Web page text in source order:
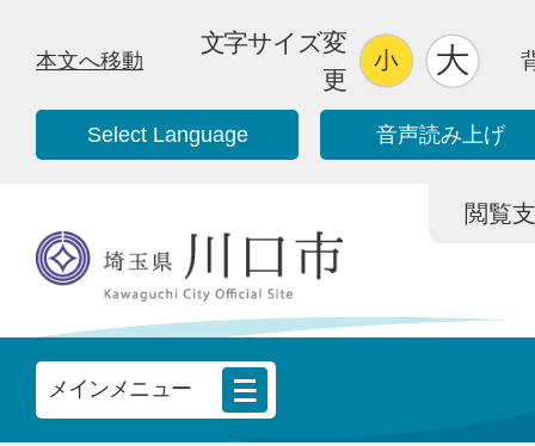
本文へ移動
文字サイズ変
更
Select Language 音声読み上げ
閲覧
メインメニュー